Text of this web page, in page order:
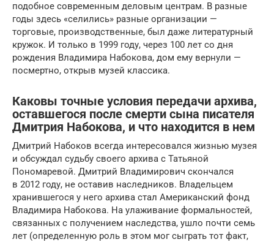
подобное современным деловым центрам. В разные
годы здесь «селились» разные организации —
торговые, производственные, был даже литературный
кружок. И только в 1999 году, через 100 лет со дня
рождения Владимира Набокова, дом ему вернули —
посмертно, открыв музей классика.
Каковы точные условия передачи архива,
оставшегося после смерти сына писателя
Дмитрия Набокова, и что находится в нем
Дмитрий Набоков всегда интересовался жизнью музея
и обсуждал судьбу своего архива с Татьяной
Пономаревой. Дмитрий Владимирович скончался
в 2012 году, не оставив наследников. Владельцем
хранившегося у него архива стал Американский фонд
Владимира Набокова. На улаживание формальностей,
связанных с получением наследства, ушло почти семь
лет (определенную роль в этом мог сыграть тот факт,